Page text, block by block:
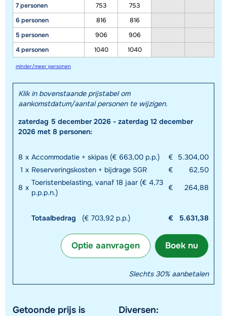
7 personen
6 personen
5 personen
4 personen
753
753
816
816
906
906
1040
1040
minder/meer personen
Klik in bovenstaande prijstabel om
aankomstdatum/aantal personen te wijzigen.
zaterdag 5 december 2026 - zaterdag 12 december
2026 met 8 personen:
8 x Accommodatie + skipas (€ 663,00 p.p.) €
5.304,00
1 x Reserveringskosten + bijdrage SGR €
62,50
8 x
Toeristenbelasting, vanaf 18 jaar (€ 4,73
p.p.p.n.)
€ 264,88
Totaalbedrag (€ 703,92 p.p.) € 5.631,38
Boek nu
Optie aanvragen
Slechts 30% aanbetalen
Getoonde prijs is
Diversen: